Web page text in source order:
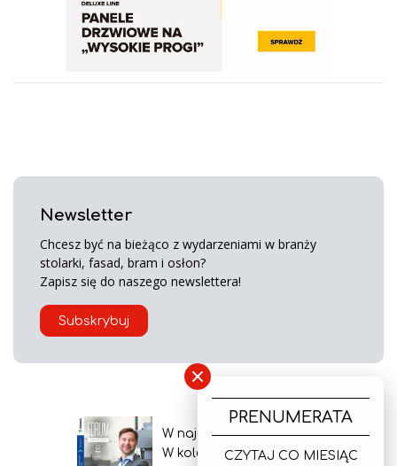
Newsletter
Chcesz być na bieżąco z wydarzeniami w branży
stolarki, fasad, bram i osłon?
Zapisz się do naszego newslettera!
Subskrybuj
W najnowszym wydaniu
W kolejnym numerze
×
PRENUMERATA
CZYTAJ CO MIESIĄC